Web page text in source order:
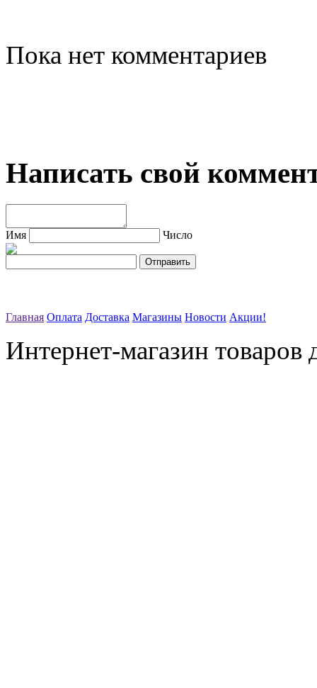
Пока нет комментариев
Написать свой
Имя Число
Главная Оплата Доставка Магазины Новости Акции!
Интернет-магазин